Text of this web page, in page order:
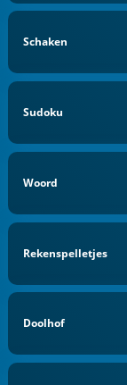
Schaken
Sudoku
Woord
Rekenspelletjes
Doolhof